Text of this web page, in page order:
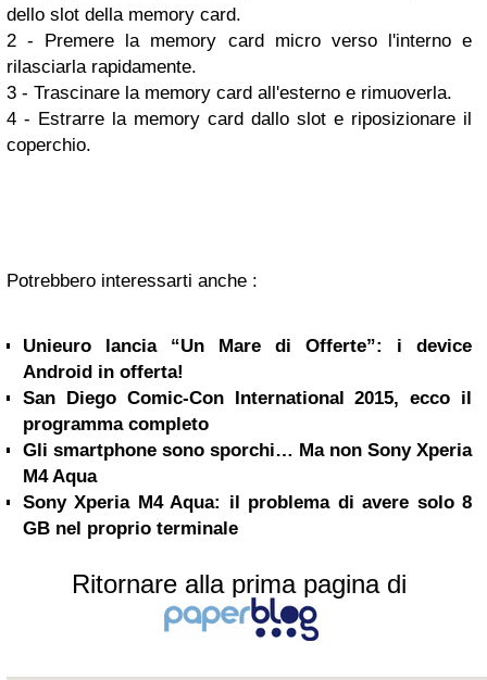
dello slot della memory card.
2 - Premere la memory card micro verso l'interno e
rilasciarla rapidamente.
3 - Trascinare la memory card all'esterno e rimuoverla.
4 - Estrarre la memory card dallo slot e riposizionare il
coperchio.
Potrebbero interessarti anche :
Unieuro lancia “Un Mare di Offerte”: i device
Android in offerta!
San Diego Comic-Con International 2015, ecco il
programma completo
Gli smartphone sono sporchi… Ma non Sony Xperia
M4 Aqua
Sony Xperia M4 Aqua: il problema di avere solo 8
GB nel proprio terminale
Ritornare alla prima pagina di